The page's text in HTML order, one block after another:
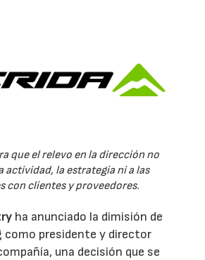
que el relevo en la dirección no
actividad, la estrategia ni a las
con clientes y proveedores.
ha anunciado la dimisión de
como presidente y director
una decisión que se